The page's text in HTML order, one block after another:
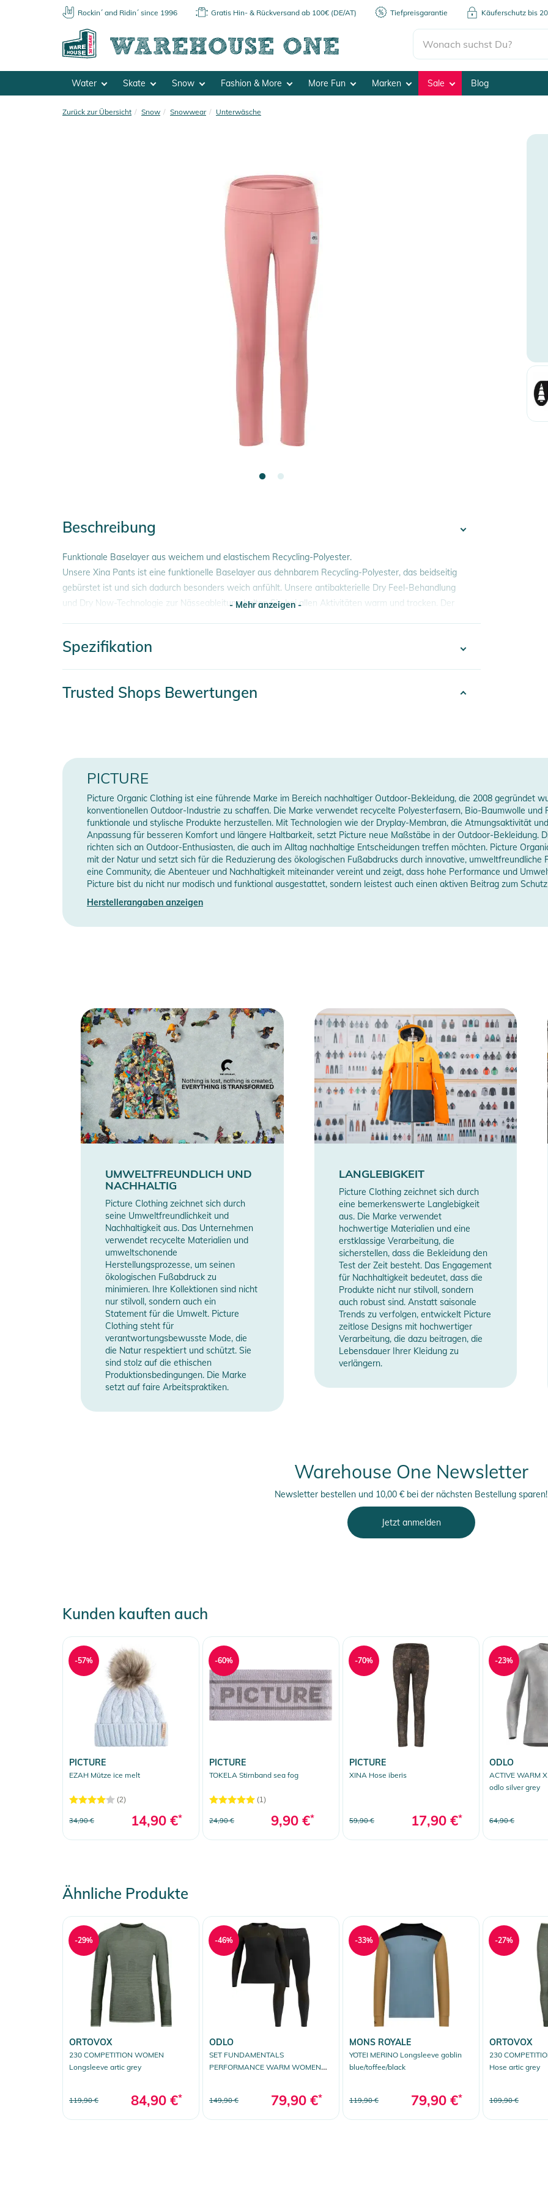
Rockin´ and Ridin´ since 1996 Gratis Hin- & Rückversand ab 100€ (DE/AT) Tiefpreisgarantie Käuferschutz bis
Water Skate Snow Fashion & More More Fun Marken Sale Blog
Zurück zur Übersicht Snow Snowwear Unterwäsche
Beschreibung
Funktionale Baselayer aus weichem und elastischem Recycling-Polyester.
Unsere Xina Pants ist eine funktionelle Baselayer aus dehnbarem Recycling-Polyester, das beidseitig
gebürstet ist und sich dadurch besonders weich anfühlt. Unsere antibakterielle Dry Feel-Behandlung
und Dry Now-Technologie zur Nässeableitung halten Sie bei allen Aktivitäten warm und trocken. Der
- Flachnähte, die nicht scheuern
- Mit Stretch für freie Beweglichkeit
- Ergonomischer Flachbund
- Expedition Logo
Produktinformationen und Sicherheitshinweise
Gebrauchsanweisungen, Sicherheitshinweise und Warnungen finden Sie direkt am Produkt.
- Mehr anzeigen -
Spezifikation
Material 93% Polyester, 7% Elasthan
Manufacturer Information Herstellerangaben anzeigen
Trusted Shops Bewertungen
PICTURE
Picture Organic Clothing ist eine führende Marke im Bereich nachhaltiger Outdoor-Bekleidung, die 2008 gegründet
konventionellen Outdoor-Industrie zu schaffen. Die Marke verwendet recycelte Polyesterfasern, Bio-Baumwolle
funktionale und stylische Produkte herzustellen. Mit Technologien wie der Dryplay-Membran, die Atmungsaktivität
Anpassung für besseren Komfort und längere Haltbarkeit, setzt Picture neue Maßstäbe in der Outdoor-Bekleidung.
richten sich an Outdoor-Enthusiasten, die auch im Alltag nachhaltige Entscheidungen treffen möchten. Picture
mit der Natur und setzt sich für die Reduzierung des ökologischen Fußabdrucks durch innovative,
eine Community, die Abenteuer und Nachhaltigkeit miteinander vereint und zeigt, dass hohe Performance und
Picture bist du nicht nur modisch und funktional ausgestattet, sondern leistest auch einen aktiven Beitrag zum
Herstellerangaben anzeigen
UMWELTFREUNDLICH UND
NACHHALTIG
Picture Clothing zeichnet sich durch
seine Umweltfreundlichkeit und
Nachhaltigkeit aus. Das Unternehmen
verwendet recycelte Materialien und
umweltschonende
Herstellungsprozesse, um seinen
ökologischen Fußabdruck zu
minimieren. Ihre Kollektionen sind nicht
nur stilvoll, sondern auch ein
Statement für die Umwelt. Picture
Clothing steht für
verantwortungsbewusste Mode, die
die Natur respektiert und schützt. Sie
sind stolz auf die ethischen
Produktionsbedingungen. Die Marke
setzt auf faire Arbeitspraktiken.
LANGLEBIGKEIT
Picture Clothing zeichnet sich durch
eine bemerkenswerte Langlebigkeit
aus. Die Marke verwendet
hochwertige Materialien und eine
erstklassige Verarbeitung, die
sicherstellen, dass die Bekleidung den
Test der Zeit besteht. Das Engagement
für Nachhaltigkeit bedeutet, dass die
Produkte nicht nur stilvoll, sondern
auch robust sind. Anstatt saisonale
Trends zu verfolgen, entwickelt Picture
zeitlose Designs mit hochwertiger
Verarbeitung, die dazu beitragen, die
Lebensdauer Ihrer Kleidung zu
verlängern.
Warehouse One Newsletter
Newsletter bestellen und 10,00 € bei der nächsten Bestellung sparen!
Jetzt anmelden
Kunden kauften auch
PICTURE
EZAH Mütze ice melt
(2)
34,90 € 14,90 €*
-57%
PICTURE
TOKELA Stirnband sea fog
(1)
24,90 € 9,90 €*
-60%
PICTURE
XINA Hose iberis
59,90 € 17,90 €*
-70%
ODLO
ACTIVE WARM
odlo silver grey
64,90 €
-23%
Ähnliche Produkte
ORTOVOX
230 COMPETITION WOMEN
Longsleeve artic grey
119,90 € 84,90 €*
-29%
ODLO
SET FUNDAMENTALS
PERFORMANCE WARM WOMEN
149,90 € 79,90 €*
-46%
MONS ROYALE
YOTEI MERINO Longsleeve goblin
blue/toffee/black
119,90 € 79,90 €*
-33%
ORTOVOX
230
Hose artic grey
109,90 €
-27%